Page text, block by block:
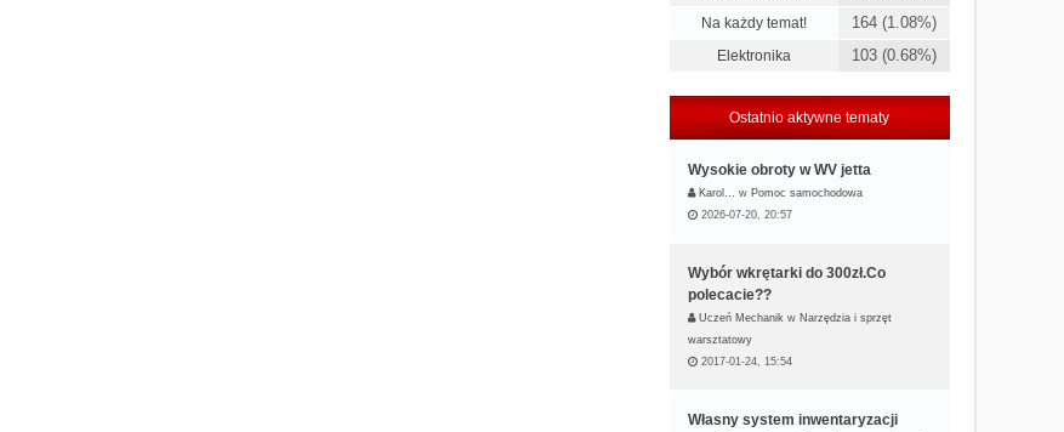
Na każdy temat! 164 (1.08%)
Elektronika 103 (0.68%)
Ostatnio aktywne tematy
Wysokie obroty w WV jetta
Karol… w Pomoc samochodowa
2026-07-20, 20:57
Wybór wkrętarki do 300zł.Co
polecacie??
Uczeń Mechanik w Narzędzia i sprzęt
warsztatowy
2017-01-24, 15:54
Własny system inwentaryzacji